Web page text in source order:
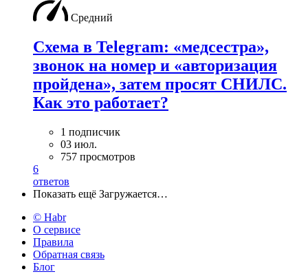
Средний
Схема в Telegram: «медсестра»,
звонок на номер и «авторизация
пройдена», затем просят СНИЛС.
Как это работает?
1 подписчик
03 июл.
757 просмотров
6
ответов
Показать ещё Загружается…
© Habr
О сервисе
Правила
Обратная связь
Блог